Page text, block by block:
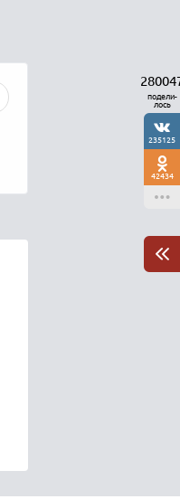
подели-
лось
235125
42434